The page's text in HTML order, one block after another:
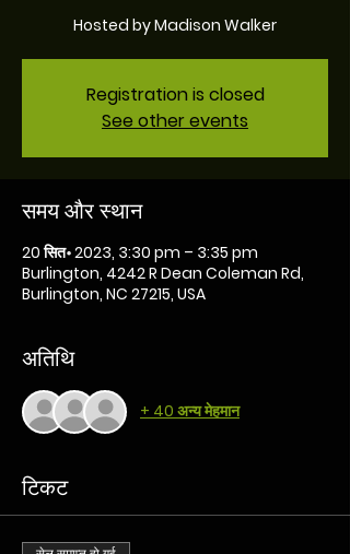
Hosted by Madison Walker
Registration is closed
See other events
समय और स्थान
20 सित॰ 2023, 3:30 pm – 3:35 pm
Burlington, 4242 R Dean Coleman Rd,
Burlington, NC 27215, USA
अतिथि
+ 40 अन्य मेहमान
टिकट